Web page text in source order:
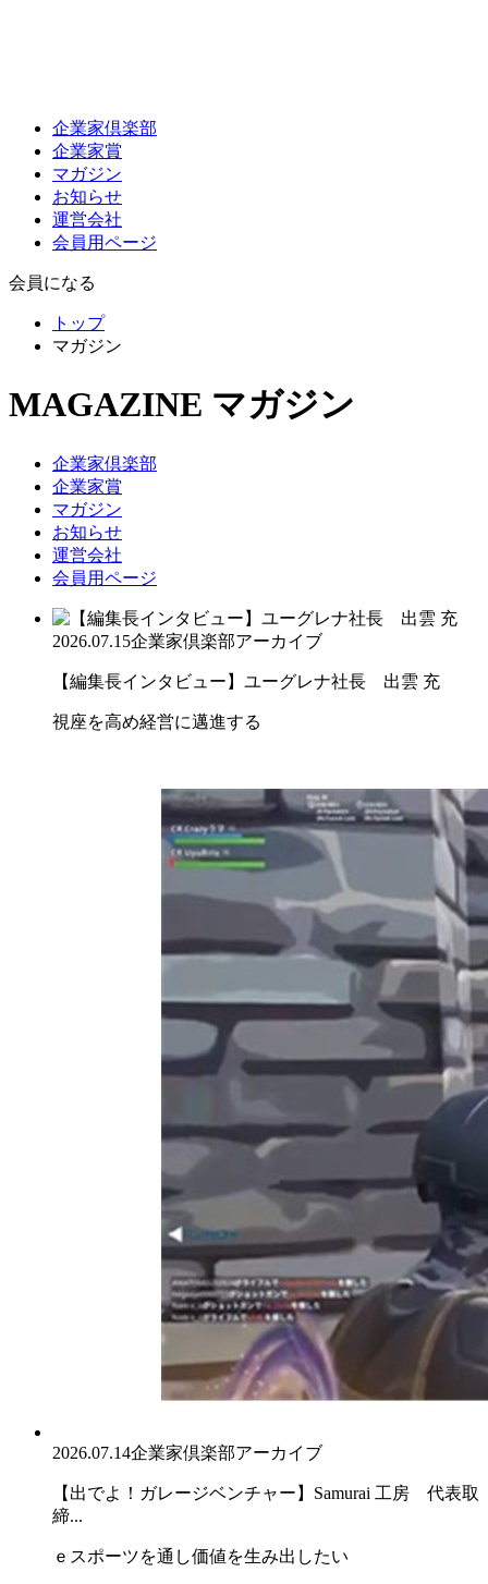
企業家倶楽部
企業家賞
マガジン
お知らせ
運営会社
会員用ページ
会員になる
トップ
マガジン
MAGAZINE マガジン
企業家倶楽部
企業家賞
マガジン
お知らせ
運営会社
会員用ページ
2026.07.15企業家倶楽部アーカイブ
【編集長インタビュー】ユーグレナ社長 出雲 充
視座を高め経営に邁進する
2026.07.14企業家倶楽部アーカイブ
【出でよ！ガレージベンチャー】Samurai 工房 代表取
締...
ｅスポーツを通し価値を生み出したい